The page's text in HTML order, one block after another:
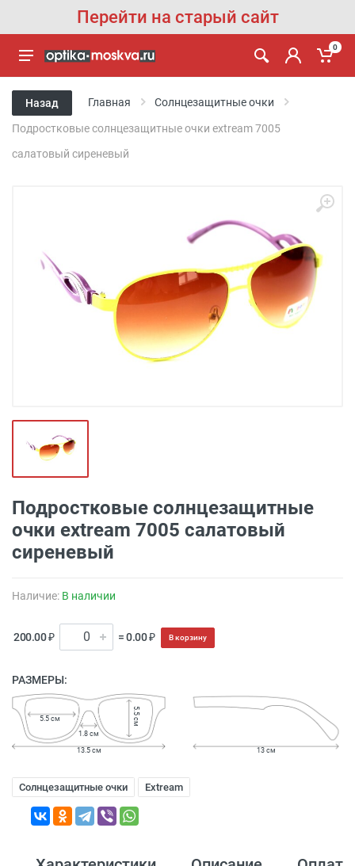
Перейти на старый сайт
0
Назад Главная Солнцезащитные очки
Подростковые солнцезащитные очки extream 7005
салатовый сиреневый
Подростковые солнцезащитные
очки extream 7005 салатовый
сиреневый
Наличие: В наличии
200.00 ₽ = 0.00 ₽ В корзину
РАЗМЕРЫ:
1.8 см
5.5 см 5.5 см
13.5 см 13 см
Солнцезащитные очки Extream